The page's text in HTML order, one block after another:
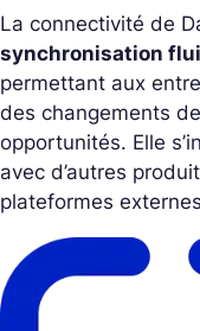
La connectivité de
synchronisation
permettant aux
des changements
opportunités. Elle
avec d’autres
plateformes